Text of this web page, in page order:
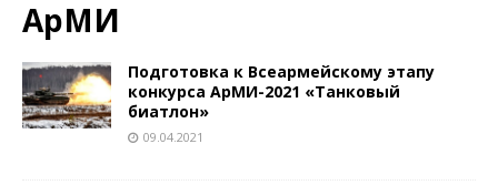
АрМИ
Подготовка к Всеармейскому этапу
конкурса АрМИ-2021 «Танковый
биатлон»
09.04.2021